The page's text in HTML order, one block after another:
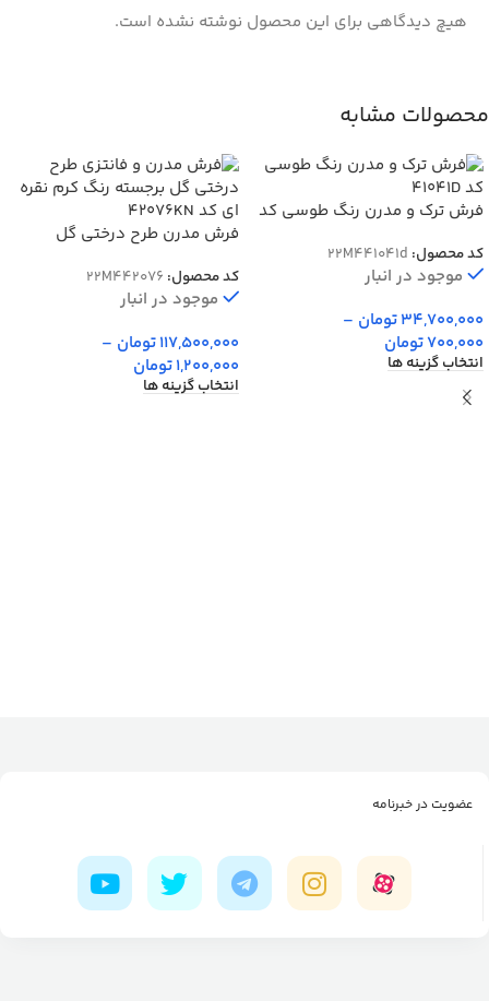
هیچ دیدگاهی برای این محصول نوشته نشده است.
محصولات مشابه
فرش ترک و مدرن رنگ طوسی کد
کد محصول: 22M441041d
موجود در انبار
34,700,000تومان –
700,000تومان
انتخاب گزینه ها
فرش مدرن طرح درختی گل
42076KN
کد محصول: 22M442076
موجود در انبار
117,500,000تومان –
1,200,000تومان
انتخاب گزینه ها
عضویت در خبرنامه